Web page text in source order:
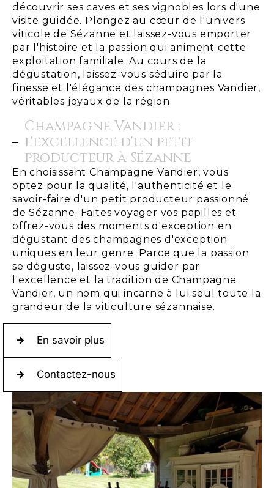
découvrir ses caves et ses vignobles lors d'une
visite guidée. Plongez au cœur de l'univers
viticole de Sézanne et laissez-vous emporter
par l'histoire et la passion qui animent cette
exploitation familiale. Au cours de la
dégustation, laissez-vous séduire par la
finesse et l'élégance des champagnes Vandier,
véritables joyaux de la région.
Champagne Vandier :
l'excellence d'un petit
producteur à Sézanne
En choisissant Champagne Vandier, vous
optez pour la qualité, l'authenticité et le
savoir-faire d'un petit producteur passionné
de Sézanne. Faites voyager vos papilles et
offrez-vous des moments d'exception en
dégustant des champagnes d'exception
uniques en leur genre. Parce que la passion
se déguste, laissez-vous guider par
l'excellence et la tradition de Champagne
Vandier, un nom qui incarne à lui seul toute la
grandeur de la viticulture sézannaise.
En savoir plus
Contactez-nous